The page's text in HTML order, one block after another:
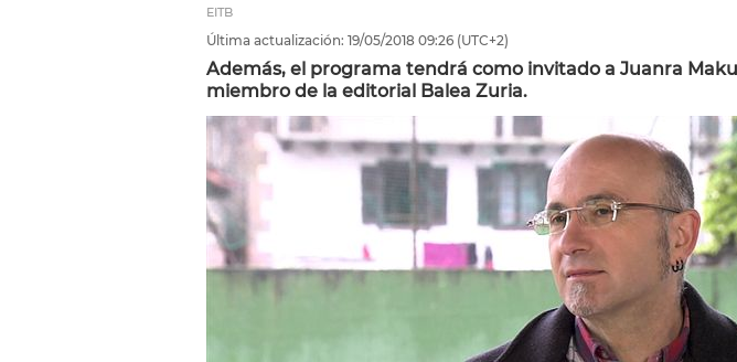
EITB
Última actualización: 19/05/2018 09:26 (UTC+2)
Además, el programa tendrá como invitado a Juanra
miembro de la editorial Balea Zuria.